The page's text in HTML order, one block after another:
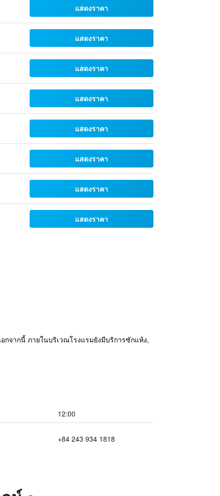
แสดงราคา
แสดงราคา
แสดงราคา
แสดงราคา
แสดงราคา
แสดงราคา
แสดงราคา
แสดงราคา
จากนี้ ภายในบริเวณโรงแรมยังมีบริการซักแห้ง,
12:00
+84 243 934 1818